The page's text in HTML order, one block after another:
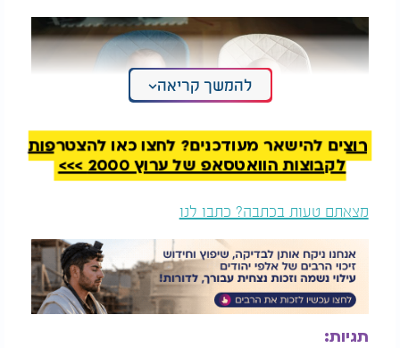
להמשך קריאה
רוצים להישאר מעודכנים? לחצו כאן להצטרפות
לקבוצות הוואטסאפ של ערוץ 2000 >>>
מצאתם טעות בכתבה? כתבו לנו
תגיות: